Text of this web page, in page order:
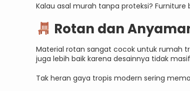
Kalau asal murah tanpa proteksi?
Rotan dan
Material rotan sangat cocok untuk rumah
juga lebih baik karena desainnya tidak
Tak heran gaya tropis modern sering